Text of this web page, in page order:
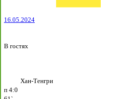
16.05.2024
В гостях
Хан-Тенгри
п 4:0